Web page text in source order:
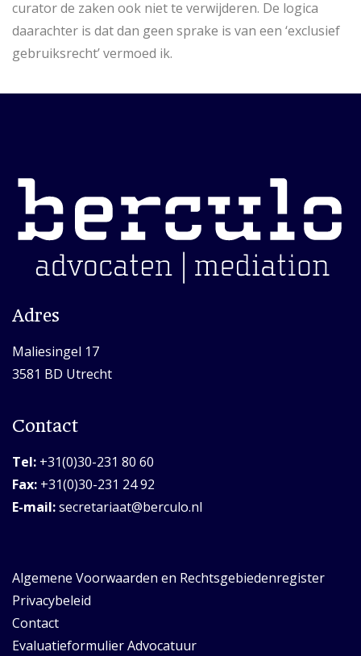
curator de zaken ook niet te verwijderen. De logica
daarachter is dat dan geen sprake is van een ‘exclusief
gebruiksrecht’ vermoed ik.
Adres
Maliesingel 17
3581 BD Utrecht
Contact
Tel: +31(0)30-231 80 60
Fax: +31(0)30-231 24 92
E-mail:secretariaat@berculo.nl
Algemene Voorwaarden en Rechtsgebiedenregister
Privacybeleid
Contact
Evaluatieformulier Advocatuur